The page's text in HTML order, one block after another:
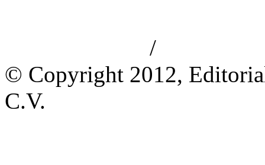
/
© Copyright 2012,
C.V.